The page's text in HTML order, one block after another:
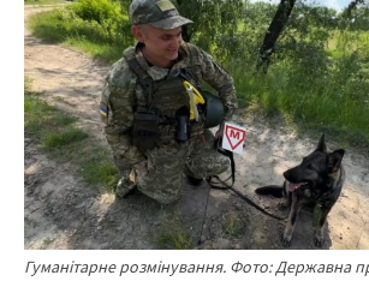
Гуманітарне розмінування. Фото: Державна